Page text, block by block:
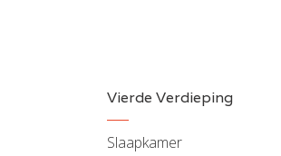
Vierde Verdieping
Slaapkamer